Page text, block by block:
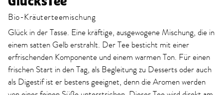
Bio-Kräuterteemischung
Glück in der Tasse. Eine kräftige, ausgewogene Mischung, die in
einem satten Gelb erstrahlt. Der Tee besticht mit einer
erfrischenden Komponente und einem warmen Ton. Für einen
frischen Start in den Tag, als Begleitung zu Desserts oder auch
als Digestif ist er bestens geeignet, denn die Aromen werden